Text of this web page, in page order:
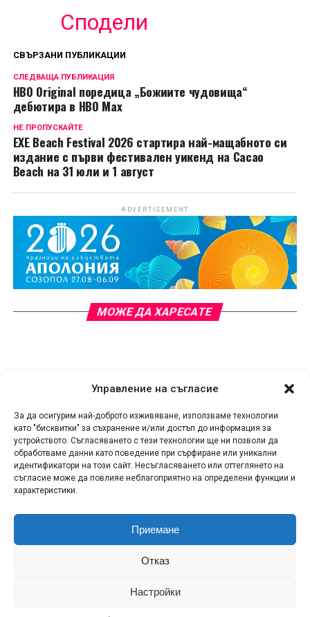
Управление на съгласие
За да осигурим най-доброто изживяване, използваме технологии
като "бисквитки" за съхранение и/или достъп до информация за
устройството. Съгласяването с тези технологии ще ни позволи да
обработваме данни като поведение при сърфиране или уникални
идентификатори на този сайт. Несъгласяването или оттеглянето на
съгласие може да повлияе неблагоприятно на определени функции и
характеристики.
Приемане
Отказ
Настройки
Сподели
СВЪРЗАНИ ПУБЛИКАЦИИ
СЛЕДВАЩА ПУБЛИКАЦИЯ
HBO Original поредица „Божиите чудовища“
дебютира в HBO Max
НЕ ПРОПУСКАЙТЕ
EXE Beach Festival 2026 стартира най-мащабното си
издание с първи фестивален уикенд на Cacao
Beach на 31 юли и 1 август
ADVERTISEMENT
МОЖЕ ДА ХАРЕСАТЕ
КОНТАКТИ СПОДЕЛИ НОВИНА!
ЗА НАС
ПОЛИТИКА ЗА БИСКВИТКИ (ЕС)